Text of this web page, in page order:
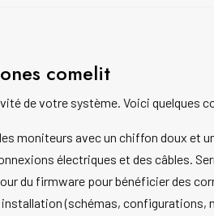
comelit
de votre système. Voici quelques
moniteurs avec un chiffon doux et
électriques et des câbles.
du firmware pour bénéficier des
(schémas, configurations,